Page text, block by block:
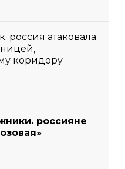
россия атаковала
коридору
россияне